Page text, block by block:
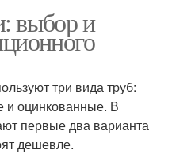
выбор и
три вида труб:
и оцинкованные. В
первые два варианта
дешевле.